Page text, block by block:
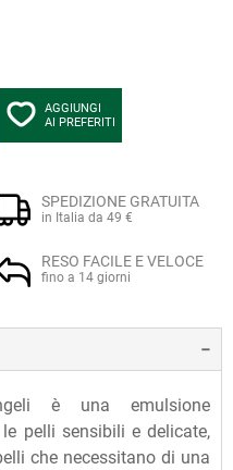
AGGIUNGI
AI PREFERITI
SPEDIZIONE GRATUITA
in Italia da 49 €
RESO FACILE E VELOCE
fino a 14 giorni
è una emulsione
pelli sensibili e delicate,
che necessitano di una